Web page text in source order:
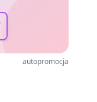
autopromocja